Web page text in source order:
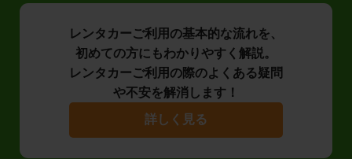
レンタカーご利用の基本的な流れを、
初めての方にもわかりやすく解説。
レンタカーご利用の際のよくある疑問
や不安を解消します！
詳しく見る